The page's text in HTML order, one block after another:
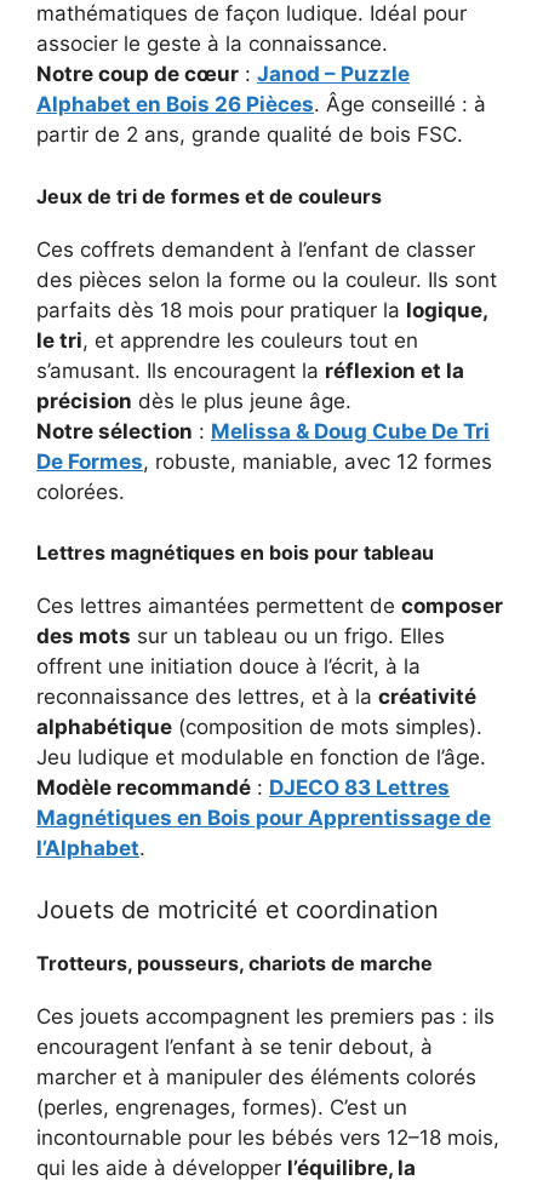
mathématiques de façon ludique. Idéal pour
associer le geste à la connaissance.
Notre coup de cœur : Janod – Puzzle
Alphabet en Bois 26 Pièces. Âge conseillé : à
partir de 2 ans, grande qualité de bois FSC.
Jeux de tri de formes et de couleurs
Ces coffrets demandent à l’enfant de classer
des pièces selon la forme ou la couleur. Ils sont
parfaits dès 18 mois pour pratiquer la logique,
le tri, et apprendre les couleurs tout en
s’amusant. Ils encouragent la réflexion et la
précision dès le plus jeune âge.
Notre sélection : Melissa & Doug Cube De Tri
De Formes, robuste, maniable, avec 12 formes
colorées.
Lettres magnétiques en bois pour tableau
Ces lettres aimantées permettent de composer
des mots sur un tableau ou un frigo. Elles
offrent une initiation douce à l’écrit, à la
reconnaissance des lettres, et à la créativité
alphabétique (composition de mots simples).
Jeu ludique et modulable en fonction de l’âge.
Modèle recommandé : DJECO 83 Lettres
Magnétiques en Bois pour Apprentissage de
l’Alphabet.
Jouets de motricité et coordination
Trotteurs, pousseurs, chariots de marche
Ces jouets accompagnent les premiers pas : ils
encouragent l’enfant à se tenir debout, à
marcher et à manipuler des éléments colorés
(perles, engrenages, formes). C’est un
incontournable pour les bébés vers 12–18 mois,
qui les aide à développer l’équilibre, la